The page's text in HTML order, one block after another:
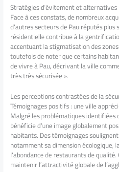
Stratégies d’évitement et alternatives
Face à ces constats, de nombreux
d’autres secteurs de Pau réputés
résidentielle contribue à la
accentuant la stigmatisation des
toutefois de noter que certains
de vivre à Pau, décrivant la ville
très très sécurisée ».
Les perceptions contrastées de la
Témoignages positifs : une ville
Malgré les problématiques identifiées
bénéficie d’une image globalement
habitants. Des témoignages
notamment sa dimension écologique,
l’abondance de restaurants de
maintenir l’attractivité globale de